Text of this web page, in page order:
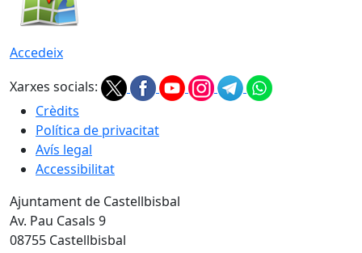
Accedeix
Xarxes socials:
Crèdits
Política de privacitat
Avís legal
Accessibilitat
Ajuntament de Castellbisbal
Av. Pau Casals 9
08755 Castellbisbal